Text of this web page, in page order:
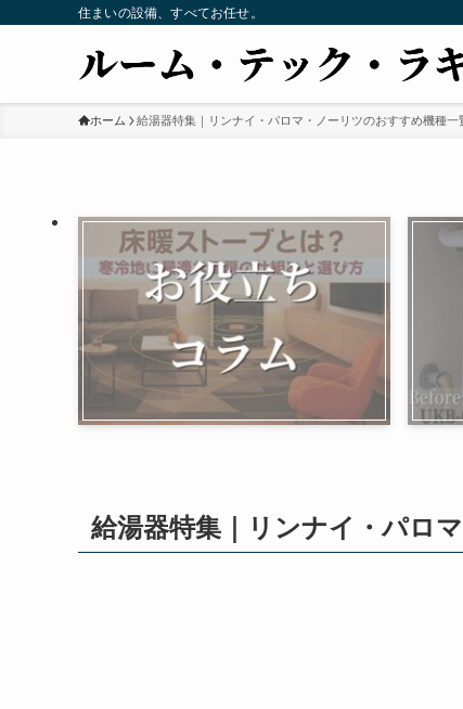
住まいの設備、すべてお任せ。
ホーム 給湯器特集｜リンナイ・パロマ・ノーリツのおすすめ機種一
給湯器特集｜リンナイ・パロ